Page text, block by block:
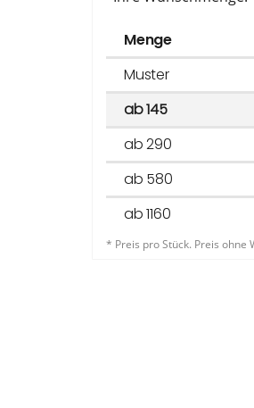
Menge
Muster
ab 145
ab 290
ab 580
ab 1160
* Preis pro Stück. Preis ohne